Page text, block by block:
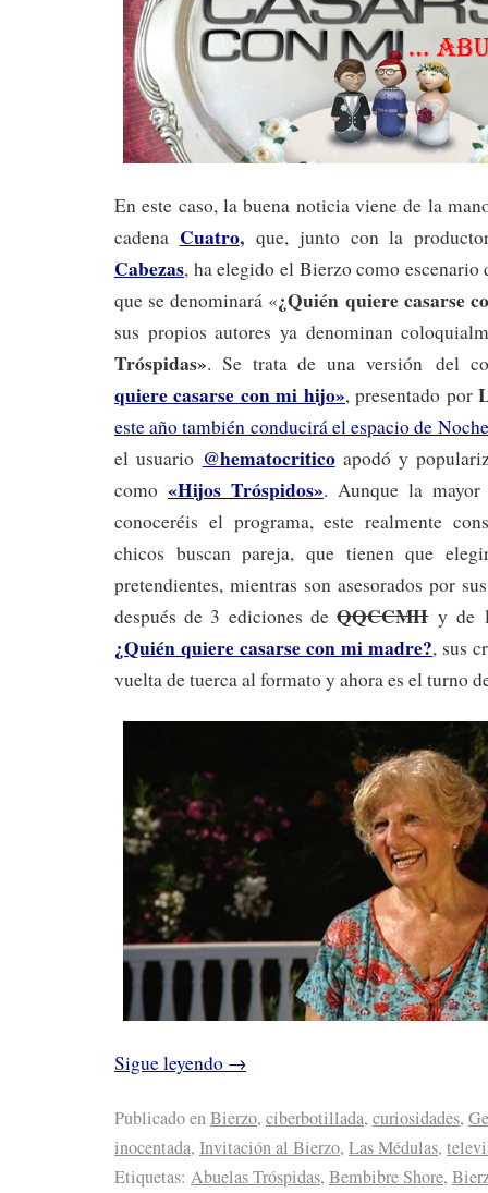
En este caso, la buena noticia viene de la
cadena Cuatro,que, junto con la
Cabezas, ha elegido el Bierzo como escenario
que se denominará «¿Quién quiere casarse
sus propios autores ya denominan
Tróspidas». Se trata de una versión del
quiere casarse con mi hijo», presentado por
este año también conducirá el espacio de
el usuario @hematocriticoapodó y
como «Hijos Tróspidos». Aunque la
conoceréis el programa, este realmente
chicos buscan pareja, que tienen que
pretendientes, mientras son asesorados por
después de 3 ediciones deQQCCMH y de
¿Quién quiere casarse con mi madre?, sus
vuelta de tuerca al formato y ahora es el turno
Sigue leyendo →
Publicado enBierzo, ciberbotillada, curiosidades,
inocentada, Invitación al Bierzo, Las Médulas,
Etiquetas: Abuelas Tróspidas, Bembibre Shore,